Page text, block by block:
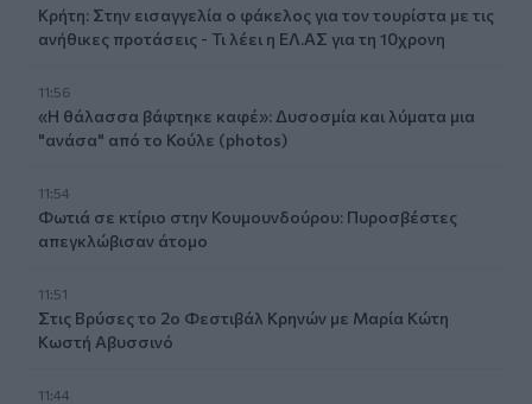
Κρήτη: Στην εισαγγελία ο φάκελος για τον τουρίστα με τις
ανήθικες προτάσεις - Τι λέει η ΕΛ.ΑΣ για τη 10χρονη
11:56
«Η θάλασσα βάφτηκε καφέ»: Δυσοσμία και λύματα μια
"ανάσα" από το Κούλε (photos)
11:54
Φωτιά σε κτίριο στην Κουμουνδούρου: Πυροσβέστες
απεγκλώβισαν άτομο
11:51
Στις Βρύσες το 2ο Φεστιβάλ Κρηνών με Μαρία Κώτη
Κωστή Αβυσσινό
11:44